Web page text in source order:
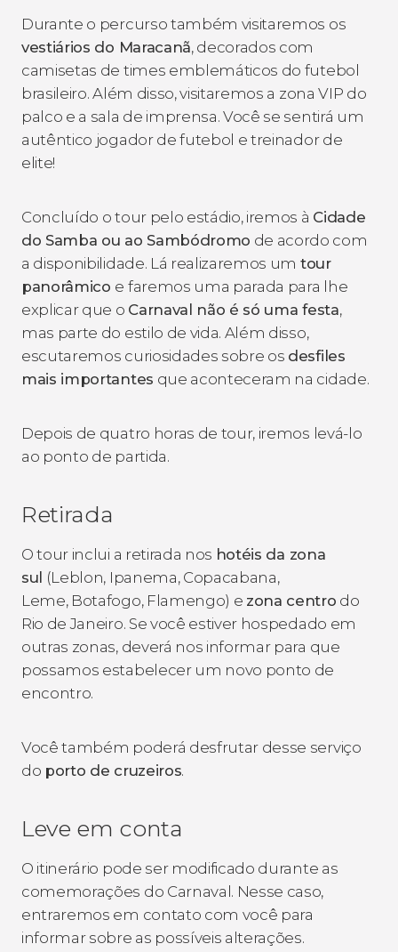
Durante o percurso também visitaremos os
vestiários do Maracanã, decorados com
camisetas de times emblemáticos do futebol
brasileiro. Além disso, visitaremos a zona VIP do
palco e a sala de imprensa. Você se sentirá um
autêntico jogador de futebol e treinador de
elite!
Concluído o tour pelo estádio, iremos à Cidade
do Samba ou ao Sambódromo de acordo com
a disponibilidade. Lá realizaremos um tour
panorâmico e faremos uma parada para lhe
explicar que o Carnaval não é só uma festa,
mas parte do estilo de vida. Além disso,
escutaremos curiosidades sobre os desfiles
mais importantes que aconteceram na cidade.
Depois de quatro horas de tour, iremos levá-lo
ao ponto de partida.
Retirada
O tour inclui a retirada nos hotéis da zona
sul (Leblon, Ipanema, Copacabana,
Leme, Botafogo, Flamengo) e zona centro do
Rio de Janeiro. Se você estiver hospedado em
outras zonas, deverá nos informar para que
possamos estabelecer um novo ponto de
encontro.
Você também poderá desfrutar desse serviço
do porto de cruzeiros.
Leve em conta
O itinerário pode ser modificado durante as
comemorações do Carnaval. Nesse caso,
entraremos em contato com você para
informar sobre as possíveis alterações.